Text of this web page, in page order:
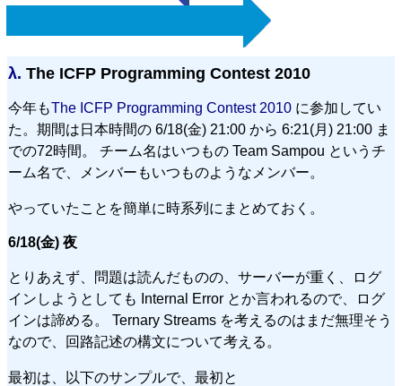
λ. The ICFP Programming Contest 2010
今年もThe ICFP Programming Contest 2010 に参加してい
た。期間は日本時間の 6/18(金) 21:00 から 6:21(月) 21:00 ま
での72時間。 チーム名はいつもの Team Sampou というチ
ーム名で、メンバーもいつものようなメンバー。
やっていたことを簡単に時系列にまとめておく。
6/18(金) 夜
とりあえず、問題は読んだものの、サーバーが重く、ログ
インしようとしても Internal Error とか言われるので、ログ
インは諦める。 Ternary Streams を考えるのはまだ無理そう
なので、回路記述の構文について考える。
最初は、以下のサンプルで、最初と